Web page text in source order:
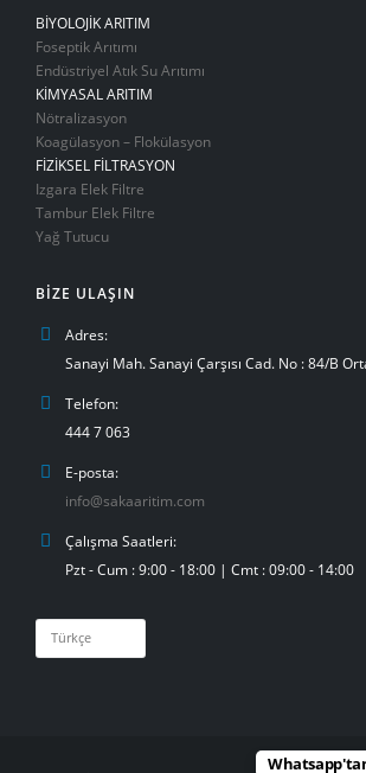
BİYOLOJİK ARITIM
Foseptik Arıtımı
Endüstriyel Atık Su Arıtımı
KİMYASAL ARITIM
Nötralizasyon
Koagülasyon – Flokülasyon
FİZİKSEL FİLTRASYON
Izgara Elek Filtre
Tambur Elek Filtre
Yağ Tutucu
BIZE ULAŞIN
Adres:
Sanayi Mah. Sanayi Çarşısı Cad. No : 84/B
Telefon:
444 7 063
E-posta:
info@sakaaritim.com
Çalışma Saatleri:
Pzt - Cum : 9:00 - 18:00 | Cmt : 09:00 - 14:00
Dil
Seç